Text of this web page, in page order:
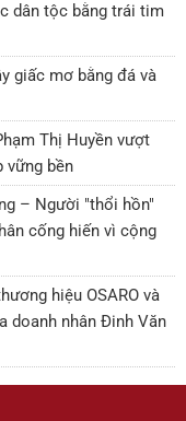
dân tộc bằng trái tim
giấc mơ bằng đá và
Thị Huyền vượt
vững bền
– Người "thổi hồn"
cống hiến vì cộng
hiệu OSARO và
doanh nhân Đinh Văn